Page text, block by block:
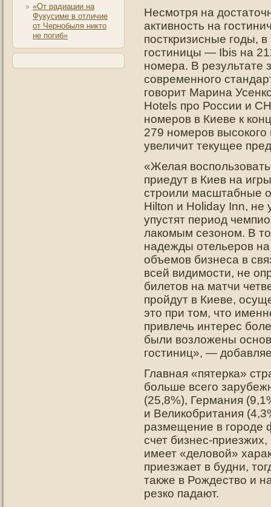
«От радиации на
Фукусиме в отличие
от Чернобыля никто
не погиб»
Несмотря на
активность на
посткризисные годы,
гостиницы — Ibis на
номера. В результате
современного
говорит Марина
Hotels про России и
номеров в Киеве к
279 номеров высокого
увеличит текущее
«Желая
приедут в Киев на
строили масштабные
Hilton и Holiday Inn, не
упустят период
лакомым сезоном. В
надежды отельеров
объемов бизнеса в
всей видимости, не
билетов на матчи
пройдут в Киеве,
это при том, что
привлечь интерес
были возложены
гостиниц», —
Главная «пятерка»
больше всего
(25,8%), Германия
и Великобритания
размещение в городе
счет бизнес-приезжих,
имеет «деловой»
приезжает в будни,
также в Рождество и
резко падают.